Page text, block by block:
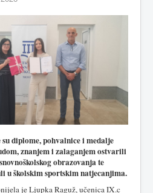
diplome, pohvalnice i medalje
znanjem i zalaganjem ostvarili
obrazovanja te
u školskim sportskim natjecanjima.
je Ljupka Raguž, učenica IX.c